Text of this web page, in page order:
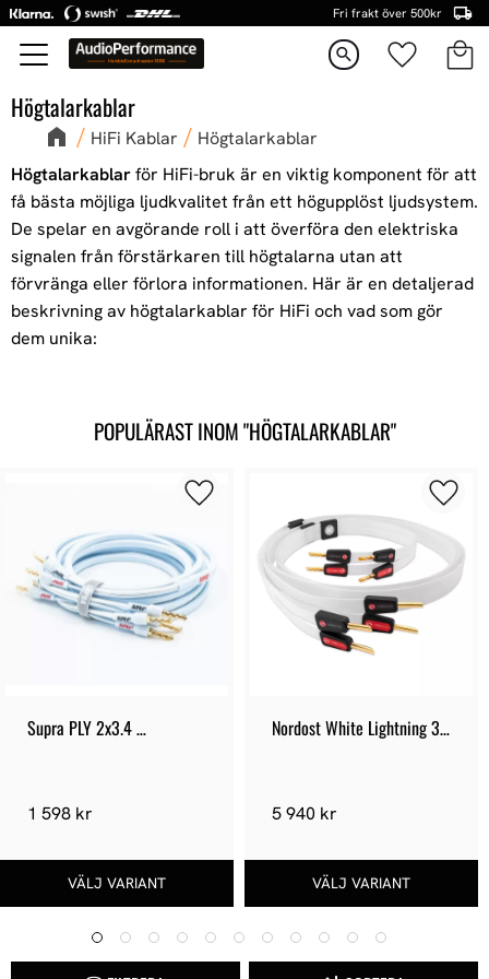
Meny
Fri frakt över 500kr
search Favoriter
Högtalarkablar
HiFi Kablar
Högtalarkablar
Högtalarkablarför HiFi-bruk är en viktig komponent för att
få bästa möjliga ljudkvalitet från ett högupplöst ljudsystem.
De spelar en avgörande roll i att överföra den elektriska
signalen från förstärkaren till högtalarna utan att
förvränga eller förlora informationen. Här är en detaljerad
beskrivning av högtalarkablar för HiFi och vad som gör
dem unika:
POPULÄRAST INOM "HÖGTALARKABLAR"
Supra PLY 2x3.4
1 598 kr
Nordost White Lightning 3
5 940 kr